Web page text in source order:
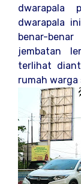
dwarapala
dwarapala
benar-
jembatan
terlihat
rumah warga